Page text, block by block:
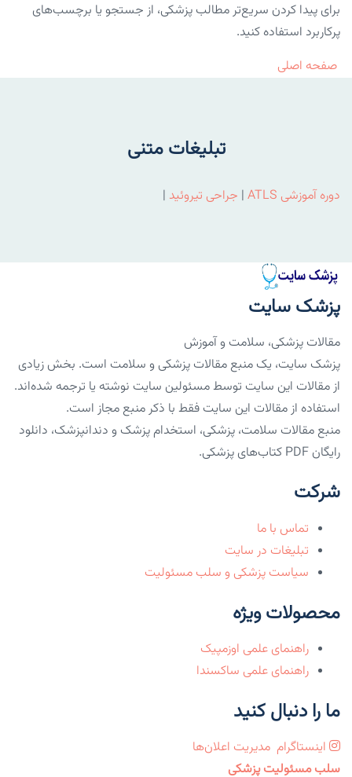
برای پیدا کردن سریع‌تر مطالب پزشکی، از جستجو یا برچسب‌های
پرکاربرد استفاده کنید.
صفحه اصلی
تبلیغات متنی
دوره آموزشی ATLS | جراحی تیروئید |
پزشک سایت
مقالات پزشکی، سلامت و آموزش
پزشک سایت، یک منبع مقالات پزشکی و سلامت است. بخش زیادی
از مقالات این سایت توسط مسئولین سایت نوشته یا ترجمه شده‌اند.
استفاده از مقالات این سایت فقط با ذکر منبع مجاز است.
منبع مقالات سلامت، پزشکی، استخدام پزشک و دندانپزشک، دانلود
رایگان PDF کتاب‌های پزشکی.
شرکت
تماس با ما
تبلیغات در سایت
سیاست پزشکی و سلب مسئولیت
محصولات ویژه
راهنمای علمی اوزمپیک
راهنمای علمی ساکسندا
ما را دنبال کنید
اینستاگرام مدیریت اعلان‌ها
سلب مسئولیت پزشکی